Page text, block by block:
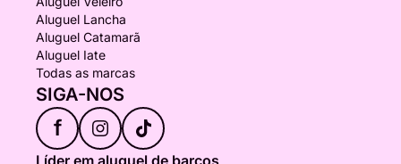
Aluguel Lancha
Aluguel Catamarã
Aluguel Iate
Todas as marcas
SIGA-NOS
f
Líder em aluguel de barcos